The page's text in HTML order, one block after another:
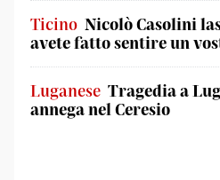
Ticino Nicolò Casolini
avete fatto sentire un
Luganese Tragedia a
annega nel Ceresio